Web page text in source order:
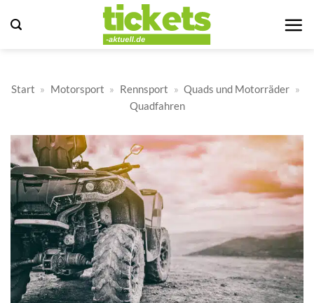
Inhalt
Start » Motorsport » Rennsport » Quads und Motorräder »
Quadfahren